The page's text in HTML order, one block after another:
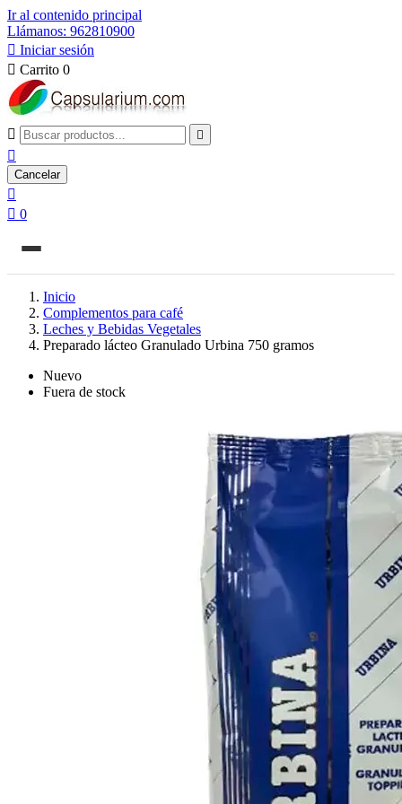
Ir al contenido principal
Llámanos: 962810900
 Iniciar sesión
 Carrito 0
 

Cancelar

 0
Inicio
Complementos para café
Leches y Bebidas Vegetales
Preparado lácteo Granulado Urbina 750 gramos
Nuevo
Fuera de stock